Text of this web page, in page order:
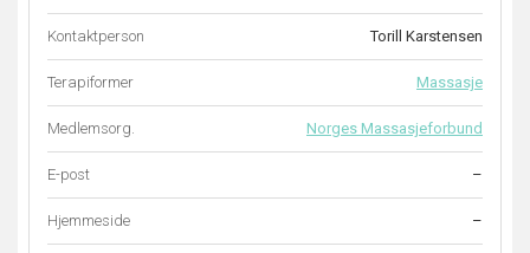
Kontaktperson Torill Karstensen
Terapiformer Massasje
Medlemsorg. Norges Massasjeforbund
E-post –
Hjemmeside –